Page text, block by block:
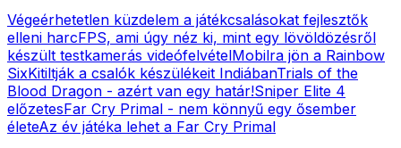
Végeérhetetlen küzdelem a játékcsalásokat fejlesztők
elleni harcFPS, ami úgy néz ki, mint egy lövöldözésről
készült testkamerás videófelvételMobilra jön a Rainbow
SixKitiltják a csalók készülékeit IndiábanTrials of the
Blood Dragon - azért van egy határ!Sniper Elite 4
előzetesFar Cry Primal - nem könnyű egy ősember
életeAz év játéka lehet a Far Cry Primal